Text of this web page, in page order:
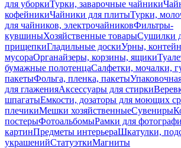
для уборкиТурки, заварочные чайники
кофейникиЧайники для плитыТурки,
для чайников, электрочайниковФильтры-
кувшиныХозяйственные товарыСушилки
прищепкиГладильные доскиУрны,
мусораОрганайзеры, корзины, ящики
бумажные полотенцаСалфетки, мочалки,
пакетыФольга, пленка, пакеты
для глаженияАксессуары для стирки
шпагатыЕмкости, дозаторы для моющих
плечикиМешки хозяйственныеСувениры
постерыФотоальбомыРамки для
картинПредметы интерьераШкатулки,
украшенийСтатуэткиМагниты